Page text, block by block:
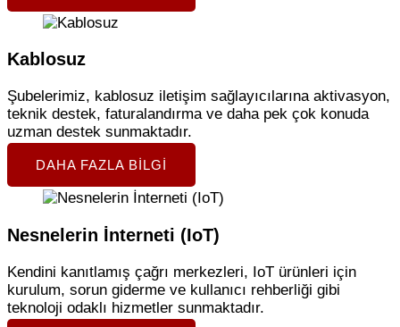
Kablosuz
Şubelerimiz, kablosuz iletişim sağlayıcılarına aktivasyon,
teknik destek, faturalandırma ve daha pek çok konuda
uzman destek sunmaktadır.
DAHA FAZLA BILGI
Nesnelerin İnterneti (IoT)
Kendini kanıtlamış çağrı merkezleri, IoT ürünleri için
kurulum, sorun giderme ve kullanıcı rehberliği gibi
teknoloji odaklı hizmetler sunmaktadır.